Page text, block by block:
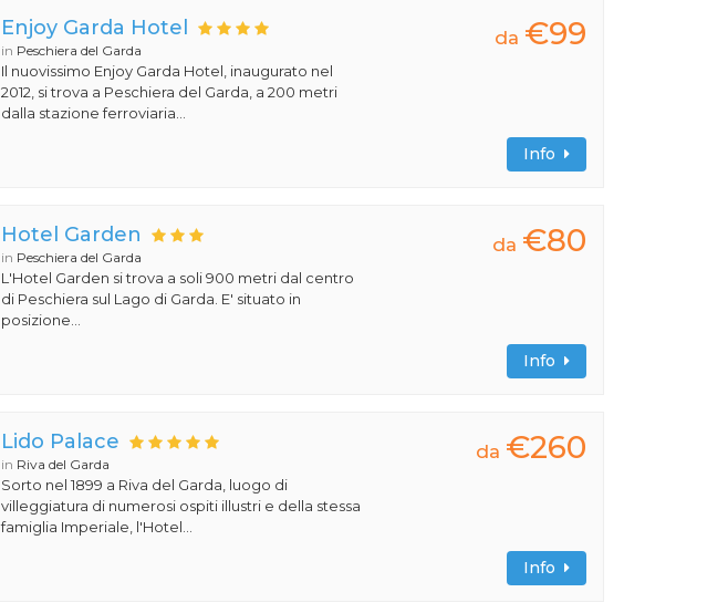
Enjoy Garda Hotel
in Peschiera del Garda
Il nuovissimo Enjoy Garda Hotel, inaugurato nel
2012, si trova a Peschiera del Garda, a 200 metri
dalla stazione ferroviaria...
da €99
Info
Hotel Garden
in Peschiera del Garda
L'Hotel Garden si trova a soli 900 metri dal centro
di Peschiera sul Lago di Garda. E' situato in
posizione...
da €80
Info
Lido Palace
in Riva del Garda
Sorto nel 1899 a Riva del Garda, luogo di
villeggiatura di numerosi ospiti illustri e della stessa
famiglia Imperiale, l'Hotel...
da €260
Info